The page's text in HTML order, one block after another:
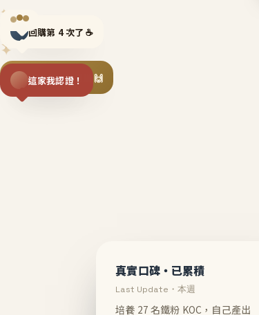
✦
回購第 4 次了 ☕
揪同事一起團購 🙌
這家我認證！
真實口碑・已累積
Last Update・本週
培養 27 名鐵粉 KOC，自己產出